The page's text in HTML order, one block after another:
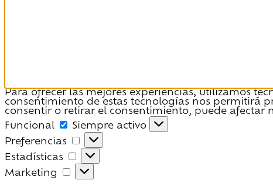
Para ofrecer las mejores experiencias, utilizamos
consentimiento de estas tecnologías nos permitirá
consentir o retirar el consentimiento, puede afectar
Funcional
Funcional
Siempre activo
Preferencias
Preferencias
Estadísticas
Estadísticas
Marketing
Marketing